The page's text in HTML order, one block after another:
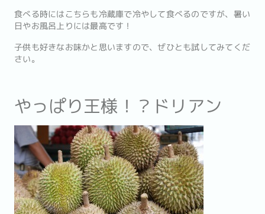
食べる時にはこちらも冷蔵庫で冷やして食べるのですが、暑い
日やお風呂上りには最高です！
子供も好きなお味かと思いますので、ぜひとも試してみてくだ
さい。
やっぱり王様！？ドリアン